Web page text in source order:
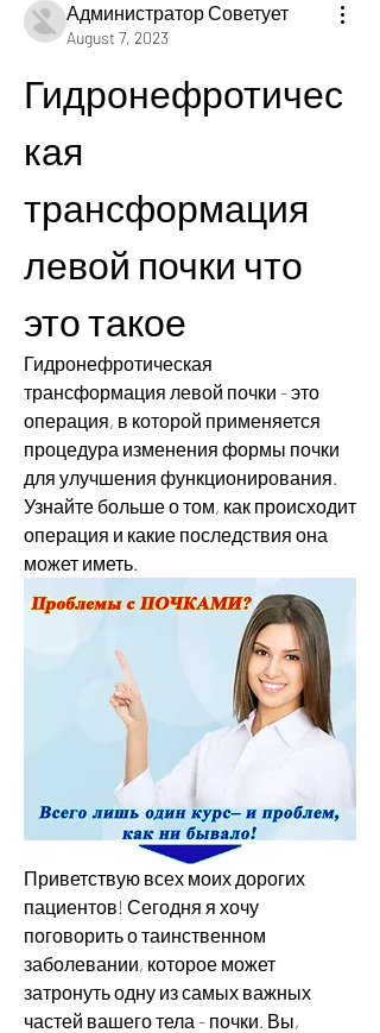
Администратор Советует
August 7, 2023
Гидронефротичес
кая
трансформация
левой почки что
это такое
Гидронефротическая
трансформация левой почки - это
операция, в которой применяется
процедура изменения формы почки
для улучшения функционирования.
Узнайте больше о том, как происходит
операция и какие последствия она
может иметь.
Приветствую всех моих дорогих
пациентов! Сегодня я хочу
поговорить о таинственном
заболевании, которое может
затронуть одну из самых важных
частей вашего тела - почки. Вы,